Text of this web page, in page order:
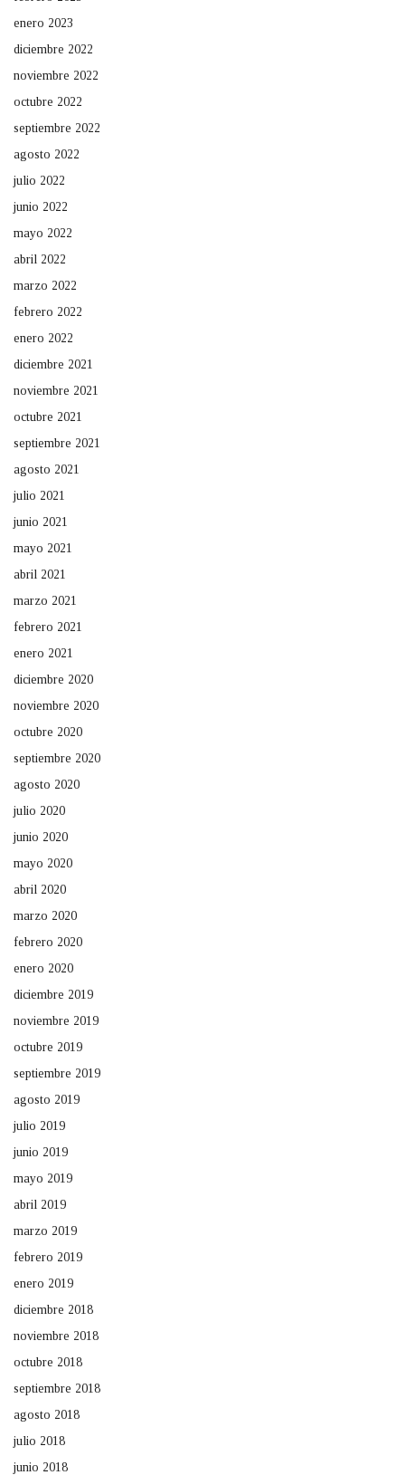
enero 2023
diciembre 2022
noviembre 2022
octubre 2022
septiembre 2022
agosto 2022
julio 2022
junio 2022
mayo 2022
abril 2022
marzo 2022
febrero 2022
enero 2022
diciembre 2021
noviembre 2021
octubre 2021
septiembre 2021
agosto 2021
julio 2021
junio 2021
mayo 2021
abril 2021
marzo 2021
febrero 2021
enero 2021
diciembre 2020
noviembre 2020
octubre 2020
septiembre 2020
agosto 2020
julio 2020
junio 2020
mayo 2020
abril 2020
marzo 2020
febrero 2020
enero 2020
diciembre 2019
noviembre 2019
octubre 2019
septiembre 2019
agosto 2019
julio 2019
junio 2019
mayo 2019
abril 2019
marzo 2019
febrero 2019
enero 2019
diciembre 2018
noviembre 2018
octubre 2018
septiembre 2018
agosto 2018
julio 2018
junio 2018